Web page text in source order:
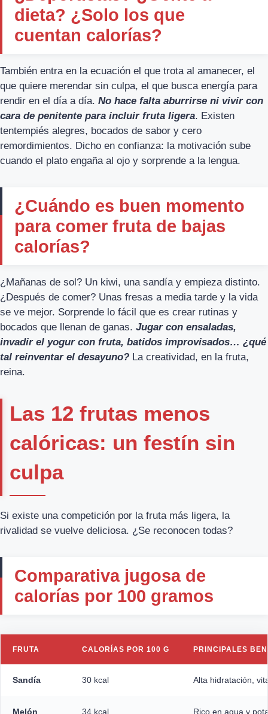
dieta? ¿Solo los que
cuentan calorías?
También entra en la ecuación el que trota al amanecer, el
que quiere merendar sin culpa, el que busca energía para
rendir en el día a día. No hace falta aburrirse ni vivir con
cara de penitente para incluir fruta ligera. Existen
tentempiés alegres, bocados de sabor y cero
remordimientos. Dicho en confianza: la motivación sube
cuando el plato engaña al ojo y sorprende a la lengua.
¿Cuándo es buen momento
para comer fruta de bajas
calorías?
¿Mañanas de sol? Un kiwi, una sandía y empieza distinto.
¿Después de comer? Unas fresas a media tarde y la vida
se ve mejor. Sorprende lo fácil que es crear rutinas y
bocados que llenan de ganas. Jugar con ensaladas,
invadir el yogur con fruta, batidos improvisados… ¿qué
tal reinventar el desayuno? La creatividad, en la fruta,
reina.
Las 12 frutas menos
calóricas: un festín sin
culpa
Si existe una competición por la fruta más ligera, la
rivalidad se vuelve deliciosa. ¿Se reconocen todas?
Comparativa jugosa de
calorías por 100 gramos
FRUTA CALORÍAS POR 100 G PRINCIPALES
Sandía 30 kcal Alta hidratación,
Melón 34 kcal Rico en agua y